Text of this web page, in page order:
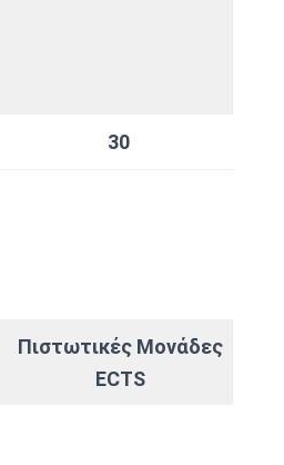
30
Πιστωτικές Μονάδες
ECTS